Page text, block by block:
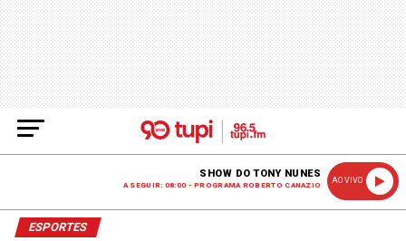
SHOW DO TONY NUNES
A SEGUIR: 08:00 - PROGRAMA ROBERTO CANAZIO
AO VIVO
ESPORTES